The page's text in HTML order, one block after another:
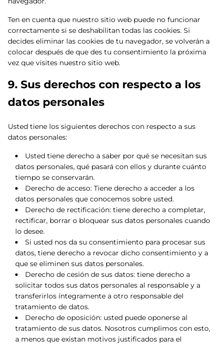
Ten en cuenta que nuestro sitio web puede no funcionar
correctamente si se deshabilitan todas las cookies. Si
decides eliminar las cookies de tu navegador, se volverán a
colocar después de que des tu consentimiento la próxima
vez que visites nuestro sitio web.
9. Sus derechos con respecto a los
datos personales
Usted tiene los siguientes derechos con respecto a sus
datos personales:
Usted tiene derecho a saber por qué se necesitan sus
datos personales, qué pasará con ellos y durante cuánto
tiempo se conservarán.
Derecho de acceso: Tiene derecho a acceder a los
datos personales que conocemos sobre usted.
Derecho de rectificación: tiene derecho a completar,
rectificar, borrar o bloquear sus datos personales cuando
lo desee.
Si usted nos da su consentimiento para procesar sus
datos, tiene derecho a revocar dicho consentimiento y a
que se eliminen sus datos personales.
Derecho de cesión de sus datos: tiene derecho a
solicitar todos sus datos personales al responsable y a
transferirlos íntegramente a otro responsable del
tratamiento de datos.
Derecho de oposición: usted puede oponerse al
tratamiento de sus datos. Nosotros cumplimos con esto,
a menos que existan motivos justificados para el